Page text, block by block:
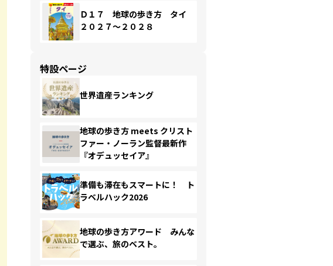
Ｄ１７ 地球の歩き方 タイ
２０２７～２０２８
特設ページ
世界遺産ランキング
地球の歩き方 meets クリスト
ファー・ノーラン監督最新作
『オデュッセイア』
準備も滞在もスマートに！ ト
ラベルハック2026
地球の歩き方アワード みんな
で選ぶ、旅のベスト。